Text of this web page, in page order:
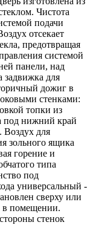
Чистота
подачи
отсекает
предотвращая
системой
панели, над
задвижка для
дожиг в
стенками:
топки из
под нижний край
Воздух для
зольного ящика
горение и
типа
под
универсальный -
сверху или
в помещении.
стенок